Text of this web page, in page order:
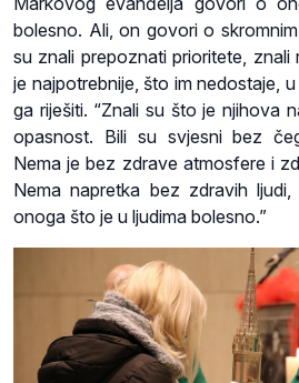
bolesno. Ali, on govori o
su znali prepoznati prioritete,
je najpotrebnije, što im nedostaje,
ga riješiti. “Znali su što je njihova
opasnost. Bili su svjesni bez
Nema je bez zdrave atmosfere i
Nema napretka bez zdravih
onoga što je u ljudima bolesno.”